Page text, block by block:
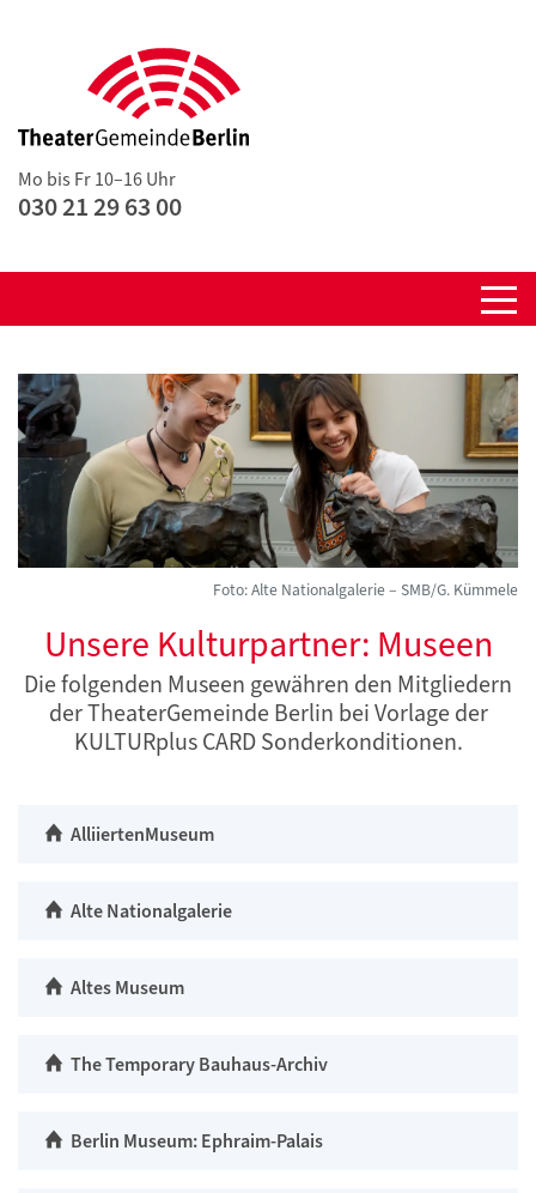
Mo bis Fr 10–16 Uhr
030 21 29 63 00
Foto: Alte Nationalgalerie – SMB/G. Kümmele
Unsere Kulturpartner: Museen
Die folgenden Museen gewähren den Mitgliedern
der TheaterGemeinde Berlin bei Vorlage der
KULTURplus CARD Sonderkonditionen.
AlliiertenMuseum
Alte Nationalgalerie
Altes Museum
The Temporary Bauhaus-Archiv
Berlin Museum: Ephraim-Palais